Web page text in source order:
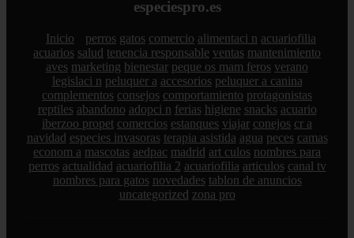
especiespro.es
Inicio perros gatos comercio alimentaci n acuariofilia
acuarios salud tenencia responsable ventas mantenimiento
aves marketing bienestar peque os mam feros verano
legislaci n peluquer a accesorios peluquer a canina
complementos consejos comportamiento protagonistas
reptiles abandono adopci n ferias higiene snacks acuario
iberzoo propet comercios estanques viajar conejos cr a
navidad especies invasoras terapia asistida agua peces camas
econom a mascotas aedpac madrid art culos nombres para
perros actualidad acuariofilia 2 acuariofilia articulos canal tv
nombres para gatos novedades tablon de anuncios
uncategorized zona pro